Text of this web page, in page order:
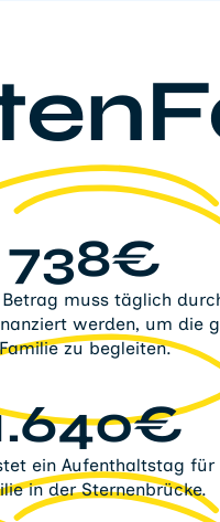
738€
Betrag muss täglich
werden, um die
zu begleiten.
ein Aufenthaltstag für
in der Sternenbrücke.